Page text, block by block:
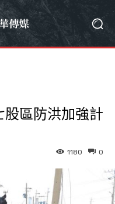
股區防洪加強計
0
1180